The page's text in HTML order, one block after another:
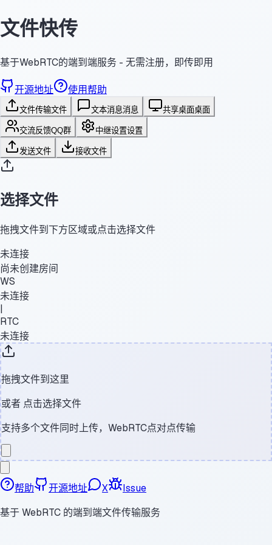
文件快传
基于WebRTC的端到端服务 - 无需注册，即传即用
开源地址 使用帮助
文件传输文件 文本消息消息 共享桌面桌面
交流反馈QQ群 中继设置设置
发送文件 接收文件
选择文件
拖拽文件到下方区域或点击选择文件
未连接
尚未创建房间
WS
未连接
|
RTC
未连接
拖拽文件到这里
或者 点击选择文件
支持多个文件同时上传，WebRTC点对点传输
帮助 开源地址 X
Issue
基于 WebRTC 的端到端文件传输服务